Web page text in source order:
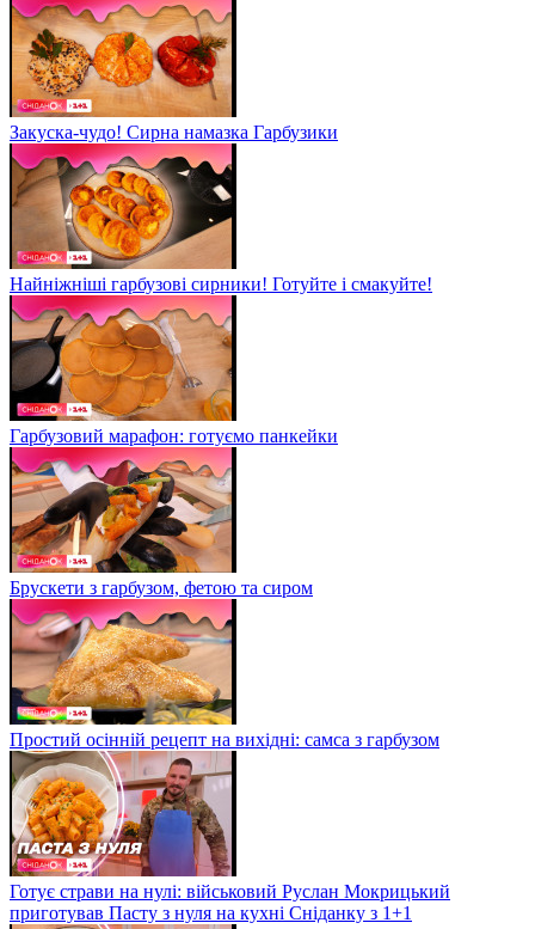
Закуска-чудо! Сирна намазка Гарбузики
Найніжніші гарбузові сирники! Готуйте і смакуйте!
Гарбузовий марафон: готуємо панкейки
Брускети з гарбузом, фетою та сиром
Простий осінній рецепт на вихідні: самса з гарбузом
Готує страви на нулі: військовий Руслан Мокрицький
приготував Пасту з нуля на кухні Сніданку з 1+1